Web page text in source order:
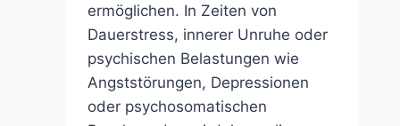
ermöglichen. In Zeiten von
Dauerstress, innerer Unruhe oder
psychischen Belastungen wie
Angststörungen, Depressionen
oder psychosomatischen